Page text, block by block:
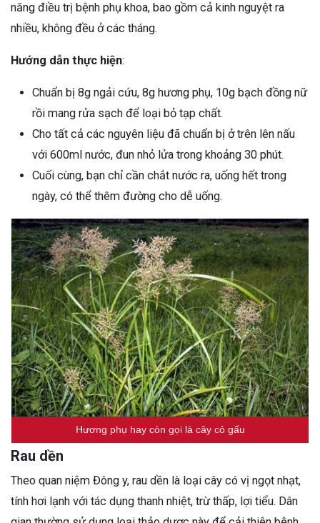
năng điều trị bệnh phụ khoa, bao gồm cả kinh nguyệt ra
nhiều, không đều ở các tháng.
Hướng dẫn thực hiện:
Chuẩn bị 8g ngải cứu, 8g hương phụ, 10g bạch đồng nữ
rồi mang rửa sạch để loại bỏ tạp chất.
Cho tất cả các nguyên liệu đã chuẩn bị ở trên lên nấu
với 600ml nước, đun nhỏ lửa trong khoảng 30 phút.
Cuối cùng, bạn chỉ cần chắt nước ra, uống hết trong
ngày, có thể thêm đường cho dễ uống.
Hương phụ hay còn gọi là cây cỏ gấu
Rau dền
Theo quan niệm Đông y, rau dền là loại cây có vị ngọt nhạt,
tính hơi lạnh với tác dụng thanh nhiệt, trừ thấp, lợi tiểu. Dân